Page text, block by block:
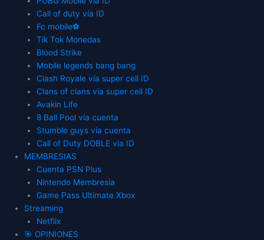
Call of duty vía ID
Fc mobile⚽
Tik Tok Monedas
Blood Strike
Mobile legends bang bang
Clash Royale vía super cell ID
Clans of clans via super cell ID
Avakin Life
8 Ball Pool vía cuenta
Stumble guys vía cuenta
Call of Duty DOBLE via ID
MEMBRESIAS
Cuenta PSN Plus
Nintendo Membresía
Game Pass Ultimate Xbox
Streaming
Netflix
🎯 OPINIONES